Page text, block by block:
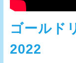
ゴールド
2022